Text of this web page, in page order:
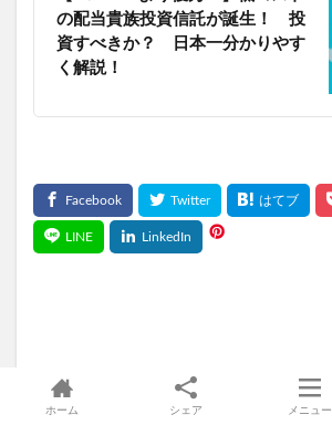
の配当貴族投資信託が誕生！ 投
資すべきか？ 日本一分かりやす
く解説！
ホーム シェア メニュー